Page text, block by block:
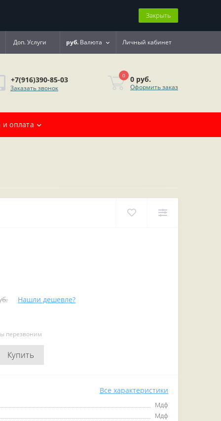
Закрыть
Доп. Услуги руб. Валюта Личный кабинет
+7(916)390-85-03
Заказать звонок
0 0 руб.
Оформить заказ
и оплата
Нашли дешевле?
перезвоним
Купить
Все характеристики
Мдф
Мдф